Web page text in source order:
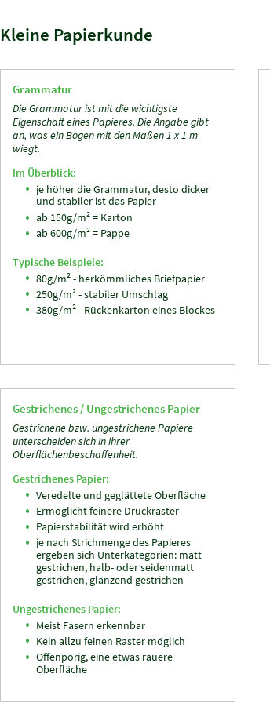
Kleine Papierkunde
Grammatur
Die Grammatur ist mit die wichtigste
Eigenschaft eines Papieres. Die Angabe gibt
an, was ein Bogen mit den Maßen 1 x 1 m
wiegt.
Im Überblick:
je höher die Grammatur, desto dicker
und stabiler ist das Papier
ab 150g/m² = Karton
ab 600g/m² = Pappe
Typische Beispiele:
80g/m² - herkömmliches Briefpapier
250g/m² - stabiler Umschlag
380g/m² - Rückenkarton eines Blockes
Gestrichenes / Ungestrichenes Papier
Gestrichene bzw. ungestrichene Papiere
unterscheiden sich in ihrer
Oberflächenbeschaffenheit.
Gestrichenes Papier:
Veredelte und geglättete Oberfläche
Ermöglicht feinere Druckraster
Papierstabilität wird erhöht
je nach Strichmenge des Papieres
ergeben sich Unterkategorien: matt
gestrichen, halb- oder seidenmatt
gestrichen, glänzend gestrichen
Ungestrichenes Papier:
Meist Fasern erkennbar
Kein allzu feinen Raster möglich
Offenporig, eine etwas rauere
Oberfläche